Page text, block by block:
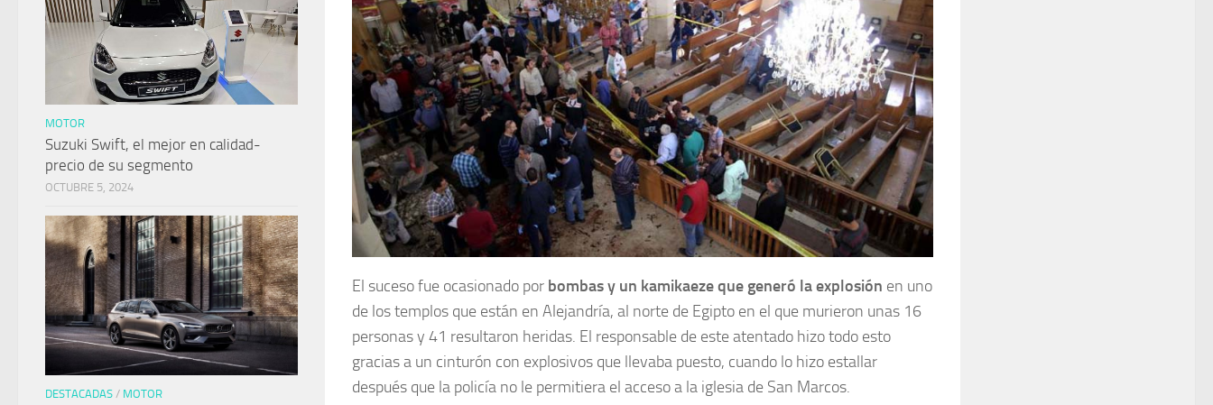
El suceso fue ocasionado por bombas y un kamikaeze que generó la explosión en uno
de los templos que están en Alejandría, al norte de Egipto en el que murieron unas 16
personas y 41 resultaron heridas. El responsable de este atentado hizo todo esto
gracias a un cinturón con explosivos que llevaba puesto, cuando lo hizo estallar
después que la policía no le permitiera el acceso a la iglesia de San Marcos.
MOTOR
Suzuki Swift, el mejor en calidad-
precio de su segmento
OCTUBRE 5, 2024
DESTACADAS / MOTOR